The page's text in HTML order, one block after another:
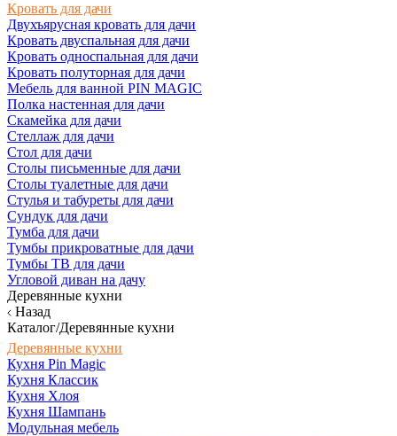
Кровать для дачи
Двухъярусная кровать для дачи
Кровать двуспальная для дачи
Кровать односпальная для дачи
Кровать полуторная для дачи
Мебель для ванной PIN MAGIC
Полка настенная для дачи
Скамейка для дачи
Стеллаж для дачи
Стол для дачи
Столы письменные для дачи
Столы туалетные для дачи
Стулья и табуреты для дачи
Сундук для дачи
Тумба для дачи
Тумбы прикроватные для дачи
Тумбы ТВ для дачи
Угловой диван на дачу
Деревянные кухни
Назад
Каталог/Деревянные кухни
Деревянные кухни
Кухня Pin Magic
Кухня Классик
Кухня Хлоя
Кухня Шампань
Модульная мебель